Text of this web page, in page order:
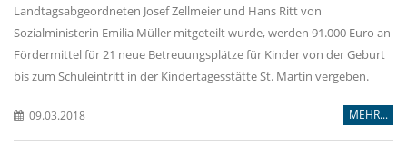
Landtagsabgeordneten Josef Zellmeier und Hans Ritt von
Sozialministerin Emilia Müller mitgeteilt wurde, werden 91.000 Euro an
Fördermittel für 21 neue Betreuungsplätze für Kinder von der Geburt
bis zum Schuleintritt in der Kindertagesstätte St. Martin vergeben.
09.03.2018 MEHR...